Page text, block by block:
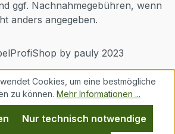
überzeugt die
Lösung durch
vor Ort und Serviceeinsätzen
Ausfallzeiten minimiert und
SchwarzMaße:
herausnehmbar,
ggf. Nachnahmegebühren, wenn
anders angegeben.
by pauly 2023
Cookies, um eine bestmögliche
zu können. Mehr Informationen ...
Nur technisch notwendige